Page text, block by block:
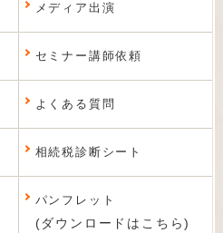
メディア出演
セミナー講師依頼
よくある質問
相続税診断シート
パンフレット
(ダウンロードはこちら)